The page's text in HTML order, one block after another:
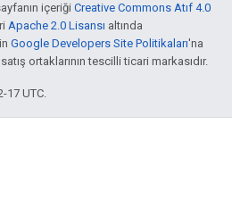
içeriği Creative Commons Atıf 4.0
Apache 2.0 Lisansı altında
Google Developers Site Politikaları'na
ortaklarının tescilli ticari markasıdır.
17 UTC.